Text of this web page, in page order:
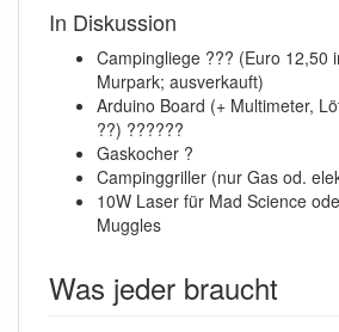
In Diskussion
Campingliege ??? (Euro 12,50
Murpark; ausverkauft)
Arduino Board (+ Multimeter,
??) ??????
Gaskocher ?
Campinggriller (nur Gas od.
10W Laser für Mad Science
Muggles
Was jeder braucht